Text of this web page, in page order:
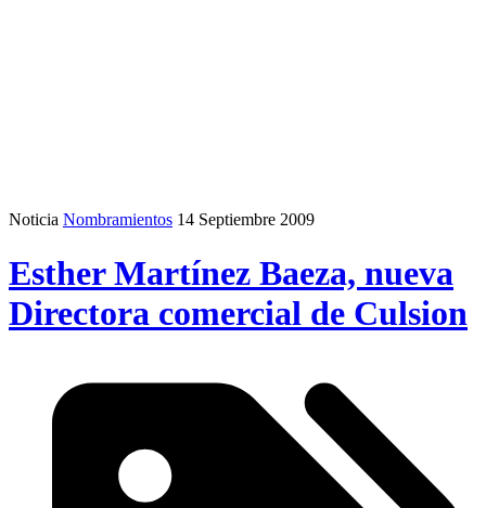
Noticia Nombramientos 14 Septiembre 2009
Esther Martínez Baeza, nueva
Directora comercial de Culsion